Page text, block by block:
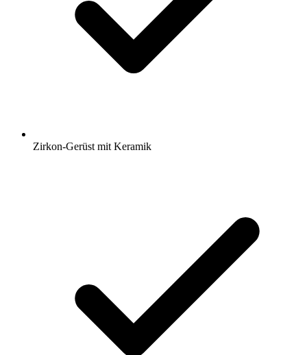
Zirkon-Gerüst mit Keramik